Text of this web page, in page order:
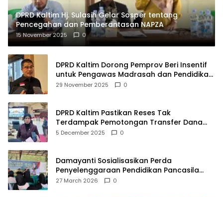
DPRD Kaltim Hj. Sulasih Gelar Sosper tentang
Pencegahan dan Pemberantasan NAPZA
15 November 2025 0
DPRD Kaltim Dorong Pemprov Beri Insentif
untuk Pengawas Madrasah dan Pendidikan
Agama
29 November 2025 0
DPRD Kaltim Pastikan Reses Tak
Terdampak Pemotongan Transfer Dana
Pusat
5 December 2025 0
Damayanti Sosialisasikan Perda
Penyelenggaraan Pendidikan Pancasila
dan Wawasan Kebangsaan
27 March 2026 0